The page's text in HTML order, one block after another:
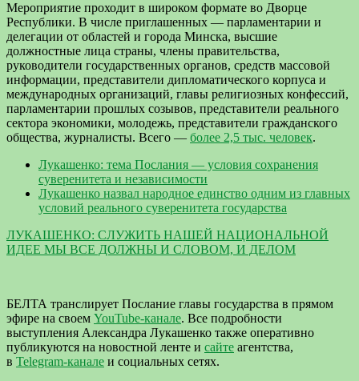
Мероприятие проходит в широком формате во Дворце
Республики. В числе приглашенных — парламентарии и
делегации от областей и города Минска, высшие
должностные лица страны, члены правительства,
руководители государственных органов, средств массовой
информации, представители дипломатического корпуса и
международных организаций, главы религиозных конфессий,
парламентарии прошлых созывов, представители реального
сектора экономики, молодежь, представители гражданского
общества, журналисты. Всего — более 2,5 тыс. человек.
Лукашенко: тема Послания — условия сохранения
суверенитета и независимости
Лукашенко назвал народное единство одним из главных
условий реального суверенитета государства
ЛУКАШЕНКО: СЛУЖИТЬ НАШЕЙ НАЦИОНАЛЬНОЙ
ИДЕЕ МЫ ВСЕ ДОЛЖНЫ И СЛОВОМ, И ДЕЛОМ
БЕЛТА транслирует Послание главы государства в прямом
эфире на своем YouTube-канале. Все подробности
выступления Александра Лукашенко также оперативно
публикуются на новостной ленте и сайте агентства,
в Telegram-канале и социальных сетях.